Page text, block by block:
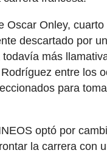
Oscar Onley, cuarto
descartado por
más
entre los
para
optó por
la carrera con